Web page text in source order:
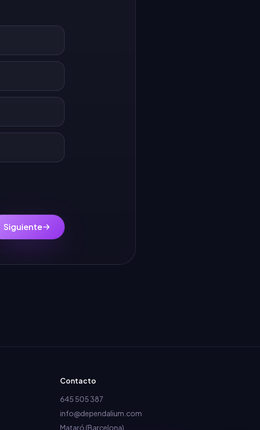
Siguiente
Contacto
645 505 387
info@dependalium.com
Mataró (Barcelona)